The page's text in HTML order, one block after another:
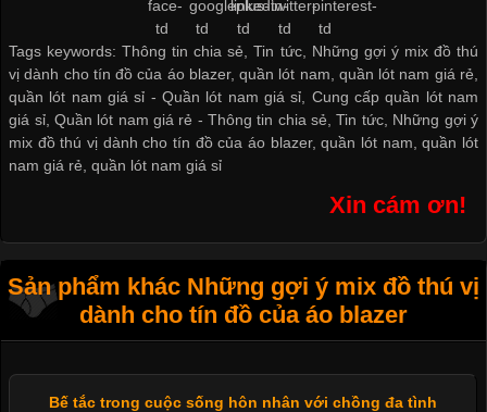
Tags keywords: Thông tin chia sẻ, Tin tức, Những gợi ý mix đồ thú
vị dành cho tín đồ của áo blazer, quần lót nam, quần lót nam giá rẻ,
quần lót nam giá sỉ -Quần lót nam giá sỉ
Cung cấp quần lót nam
giá sỉ, Quần lót nam giá rẻ -Thông tin chia sẻ ,Tin tức, Những gợi ý
mix đồ thú vị dành cho tín đồ của áo blazer,quần lót nam ,quần lót
nam giá rẻ ,quần lót nam giá sỉ
Xin cám ơn!
Sản phẩm khác Những gợi ý mix đồ thú vị
dành cho tín đồ của áo blazer
Bế tắc trong cuộc sống hôn nhân với chồng đa tình